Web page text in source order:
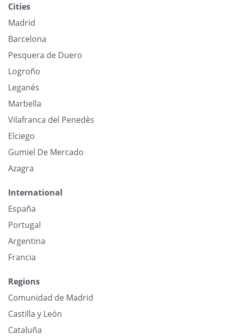
Cities
Madrid
Barcelona
Pesquera de Duero
Logroño
Leganés
Marbella
Vilafranca del Penedès
Elciego
Gumiel De Mercado
Azagra
International
España
Portugal
Argentina
Francia
Regions
Comunidad de Madrid
Castilla y León
Cataluña